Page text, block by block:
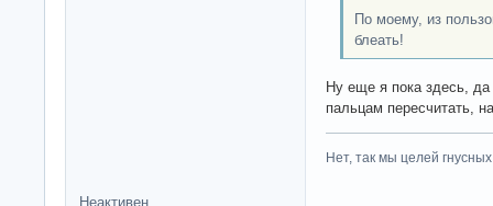
По моему, из
блеать!
Ну еще я пока здесь,
пальцам пересчитать,
Нет, так мы целей
Неактивен